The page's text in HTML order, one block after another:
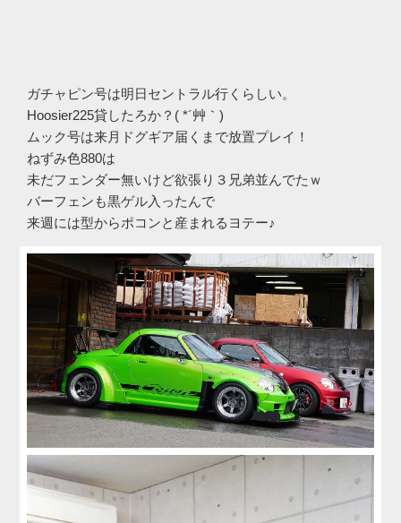
ガチャピン号は明日セントラル行くらしい。
Hoosier225貸したろか？( *´艸｀)
ムック号は来月ドグギア届くまで放置プレイ！
ねずみ色880は
未だフェンダー無いけど欲張り３兄弟並んでたｗ
バーフェンも黒ゲル入ったんで
来週には型からポコンと産まれるヨテー♪